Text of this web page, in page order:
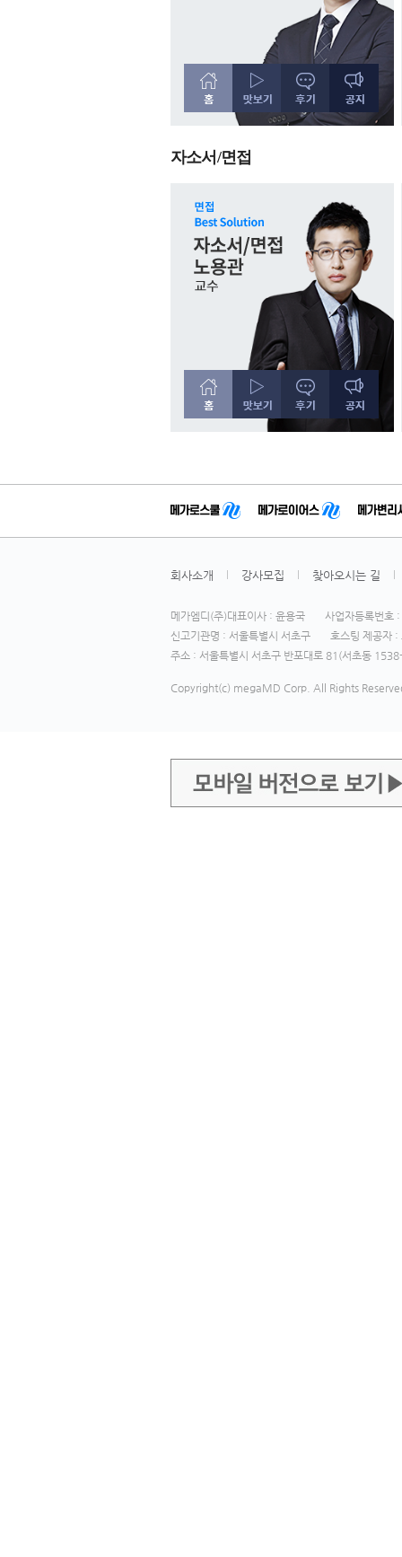
자소서/면접
회사소개 강사모집 찾아오시는 길
메가엠디(주)대표이사 : 윤용국
사업자등록번
신고기관명 : 서울특별시 서초구
호스팅 제공자 :
주소 : 서울특별시 서초구 반포대로 81(서초동
Copyright(c) megaMD Corp. All Rights